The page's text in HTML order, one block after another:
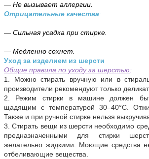
— Не вызывает аллергии.
Отрицательные качества:
— Сильная усадка при стирке.
— Медленно сохнет.
Уход за изделием из шерсти
Общие правила по уходу за шерстью:
1. Можно стирать вручную или в
производители рекомендуют только
2. Режим стирки в машине должен
щадящим с температурой 30–40°С.
Также и при ручной стирке нельзя
3. Стирать вещи из шерсти необходимо
предназначенными для стирки
желательно жидкими. Моющие средства
отбеливающие вещества.